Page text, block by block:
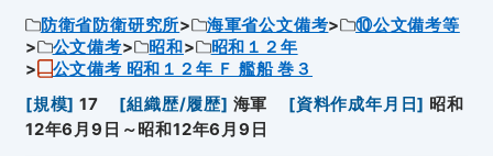
防衛省防衛研究所 海軍省公文備考
⑩公文備考等
公文備考
昭和
昭和１２年
公文備考 昭和１２年 Ｆ 艦船 巻３
[規模] 17 [組織歴/履歴] 海軍 [資料作成年月日] 昭和
12年6月9日～昭和12年6月9日